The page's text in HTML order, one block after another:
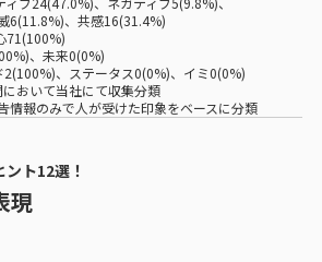
共感16(31.4%)
71(100%)
、未来0(0%)
2(100%)、ステータス0(0%)、イミ0(0%)
おいて当社にて収集分類
情報のみで人が受けた印象をベースに分類
ト12選！
現